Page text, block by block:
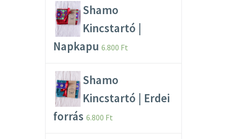
Shamo
Kincstartó |
Napkapu 6.800 Ft
Shamo
Kincstartó | Erdei
forrás 6.800 Ft